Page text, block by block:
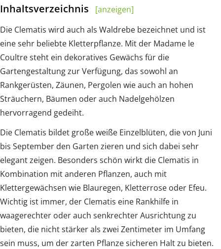
Inhaltsverzeichnis
[anzeigen]
Die Clematis wird auch als Waldrebe bezeichnet und ist
eine sehr beliebte Kletterpflanze. Mit der Madame le
Coultre steht ein dekoratives Gewächs für die
Gartengestaltung zur Verfügung, das sowohl an
Rankgerüsten, Zäunen, Pergolen wie auch an hohen
Sträuchern, Bäumen oder auch Nadelgehölzen
hervorragend gedeiht.
Die Clematis bildet große weiße Einzelblüten, die von Juni
bis September den Garten zieren und sich dabei sehr
elegant zeigen. Besonders schön wirkt die Clematis in
Kombination mit anderen Pflanzen, auch mit
Klettergewächsen wie Blauregen, Kletterrose oder Efeu.
Wichtig ist immer, der Clematis eine Rankhilfe in
waagerechter oder auch senkrechter Ausrichtung zu
bieten, die nicht stärker als zwei Zentimeter im Umfang
sein muss, um der zarten Pflanze sicheren Halt zu bieten.